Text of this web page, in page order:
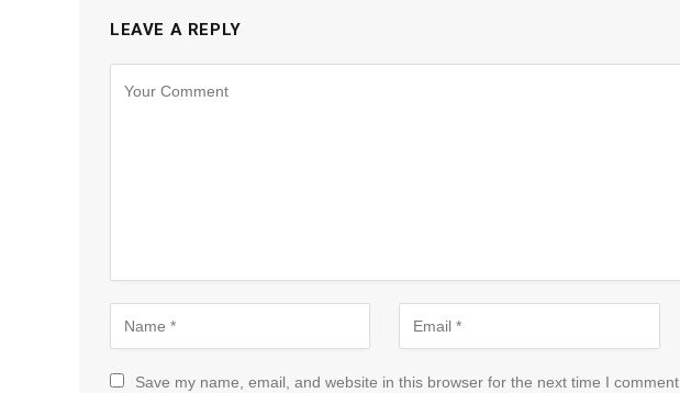
LEAVE A REPLY
Save my name, email, and website in this browser for the next time I comment.